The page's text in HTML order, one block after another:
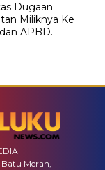
Dugaan
Miliknya Ke
APBD.
Merah,